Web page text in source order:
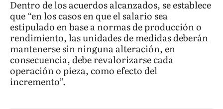
Dentro de los acuerdos alcanzados, se establece
que “en los casos en que el salario sea
estipulado en base a normas de producción o
rendimiento, las unidades de medidas deberán
mantenerse sin ninguna alteración, en
consecuencia, debe revalorizarse cada
operación o pieza, como efecto del
incremento”.